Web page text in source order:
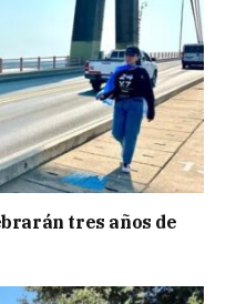
tres años de